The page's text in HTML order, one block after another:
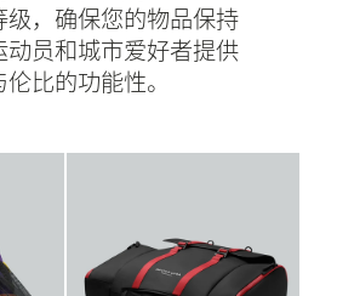
级，确保您的物品保持
动员和城市爱好者提供
伦比的功能性。